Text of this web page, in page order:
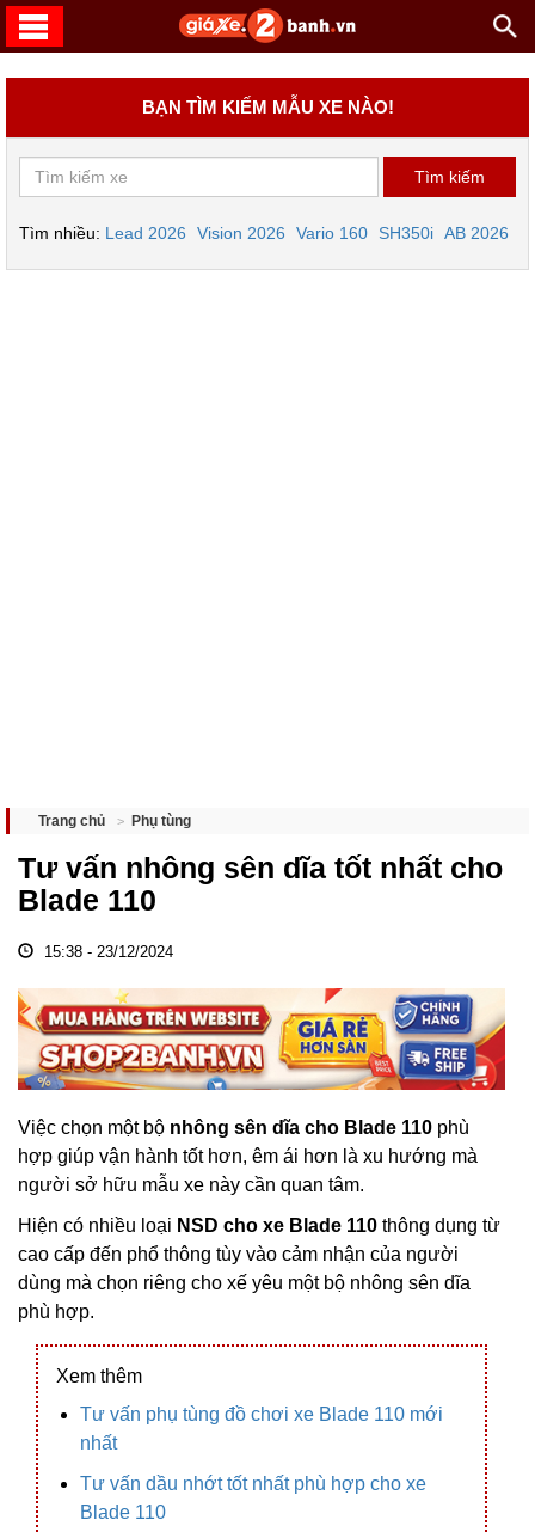
BẠN TÌM KIẾM MẪU XE NÀO!
Tìm nhiều: Lead 2026 Vision 2026 Vario 160 SH350i AB 2026
Trang chủ Phụ tùng
Tư vấn nhông sên dĩa tốt nhất cho
Blade 110
15:38 - 23/12/2024
Việc chọn một bộ nhông sên dĩa cho Blade 110 phù
hợp giúp vận hành tốt hơn, êm ái hơn là xu hướng mà
người sở hữu mẫu xe này cần quan tâm.
Hiện có nhiều loại NSD cho xe Blade 110 thông dụng từ
cao cấp đến phổ thông tùy vào cảm nhận của người
dùng mà chọn riêng cho xế yêu một bộ nhông sên dĩa
phù hợp.
Xem thêm
Tư vấn phụ tùng đồ chơi xe Blade 110 mới
nhất
Tư vấn dầu nhớt tốt nhất phù hợp cho xe
Blade 110